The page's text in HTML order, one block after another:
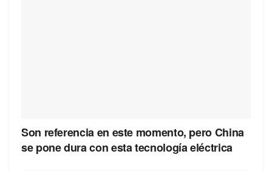
Son referencia en este momento, pero China
se pone dura con esta tecnología eléctrica